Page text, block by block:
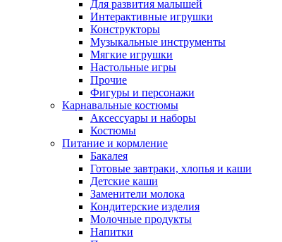
Для развития малышей
Интерактивные игрушки
Конструкторы
Музыкальные инструменты
Мягкие игрушки
Настольные игры
Прочие
Фигуры и персонажи
Карнавальные костюмы
Аксессуары и наборы
Костюмы
Питание и кормление
Бакалея
Готовые завтраки, хлопья и каши
Детские каши
Заменители молока
Кондитерские изделия
Молочные продукты
Напитки